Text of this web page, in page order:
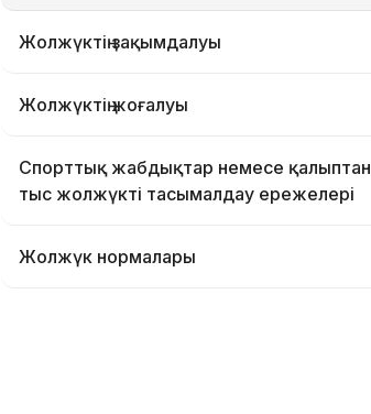
Жолжүктің зақымдалуы
Жолжүктің жоғалуы
Спорттық жабдықтар немесе қалыптан
тыс жолжүкті тасымалдау ережелері
Жолжүк нормалары